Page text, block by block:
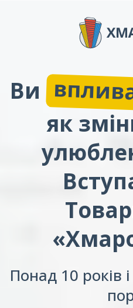
Ви
як
Понад 10 років